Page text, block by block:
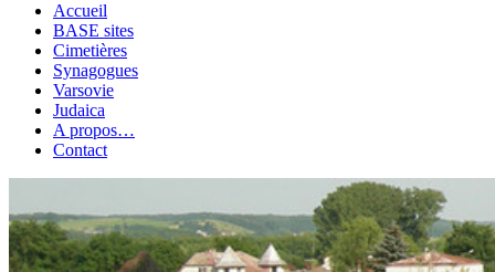
Accueil
BASE sites
Cimetières
Synagogues
Varsovie
Judaica
A propos…
Contact